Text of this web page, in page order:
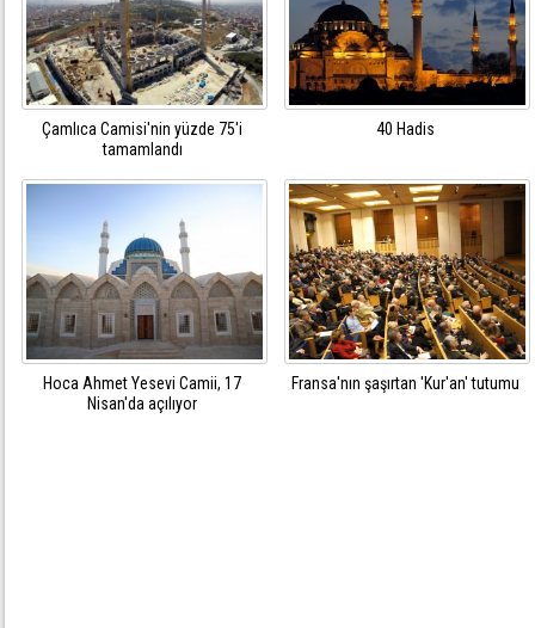
Çamlıca Camisi'nin yüzde 75'i
tamamlandı
40 Hadis
Hoca Ahmet Yesevi Camii, 17
Nisan'da açılıyor
Fransa'nın şaşırtan 'Kur'an' tutumu